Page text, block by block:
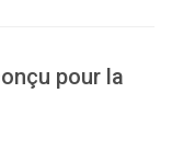
pour la